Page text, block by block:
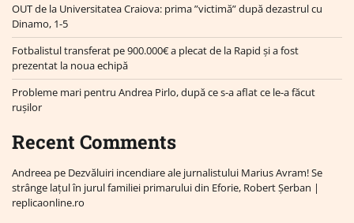
OUT de la Universitatea Craiova: prima ”victimă” după dezastrul cu
Dinamo, 1-5
Fotbalistul transferat pe 900.000€ a plecat de la Rapid și a fost
prezentat la noua echipă
Probleme mari pentru Andrea Pirlo, după ce s-a aflat ce le-a făcut
rușilor
Recent Comments
Andreea pe Dezvăluiri incendiare ale jurnalistului Marius Avram! Se
strânge lațul în jurul familiei primarului din Eforie, Robert Șerban |
replicaonline.ro